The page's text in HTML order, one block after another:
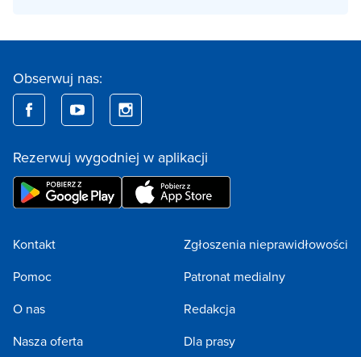
Obserwuj nas:
Rezerwuj wygodniej w aplikacji
Kontakt
Pomoc
O nas
Nasza oferta
Zgłoszenia nieprawidłowości
Patronat medialny
Redakcja
Dla prasy